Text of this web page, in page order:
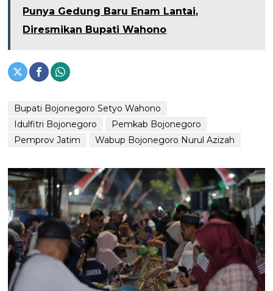
Punya Gedung Baru Enam Lantai,
Diresmikan Bupati Wahono
Bupati Bojonegoro Setyo Wahono
Idulfitri Bojonegoro
Pemkab Bojonegoro
Pemprov Jatim
Wabup Bojonegoro Nurul Azizah